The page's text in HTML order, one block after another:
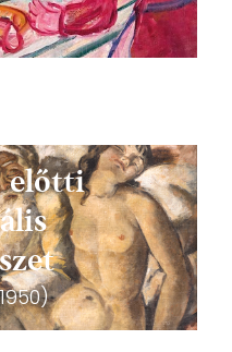
előtti